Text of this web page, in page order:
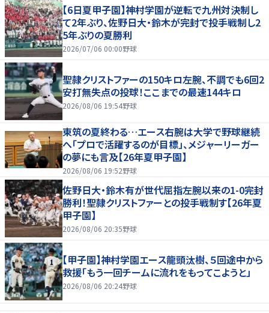
【6日夏甲子園】神村学園が逆転で九州対決制し
て2年ぶり、佐野日大・鈴木が完封で投手戦制し2
5年ぶりの夏勝利
2026/07/06 00:00野球
聖隷クリストファーの150キロ左腕、不調でも6回2
安打無失点の投球！ここまでの最速144キロ
2026/08/06 19:54野球
東筑の夏終わる…エース右腕は大学で野球継続
へ「プロで活躍するのが目標」、メジャーリーガー
の夢にも言及【26年夏甲子園】
2026/08/06 19:52野球
佐野日大・鈴木有が世代屈指左腕以来の1-0完封
勝利！聖隷クリストファーとの投手戦制す【26年夏
甲子園】
2026/08/06 20:35野球
【甲子園】神村学園エース龍頭汰樹、５回途中から
救援「もう一回チームに流れをもってこようと」
2026/08/06 20:24野球